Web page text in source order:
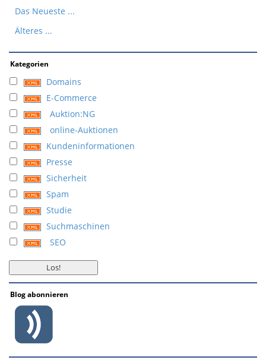
Das Neueste ...
Älteres ...
Kategorien
Domains
E-Commerce
Auktion:NG
online-Auktionen
Kundeninformationen
Presse
Sicherheit
Spam
Studie
Suchmaschinen
SEO
Blog abonnieren